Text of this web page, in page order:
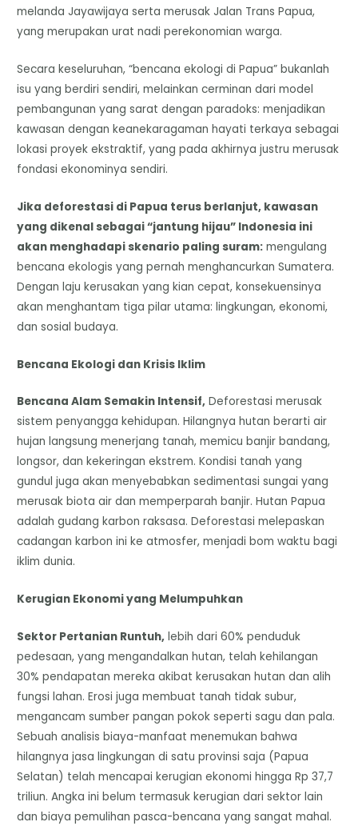
melanda Jayawijaya serta merusak Jalan Trans Papua,
yang merupakan urat nadi perekonomian warga.
Secara keseluruhan, “bencana ekologi di Papua” bukanlah
isu yang berdiri sendiri, melainkan cerminan dari model
pembangunan yang sarat dengan paradoks: menjadikan
kawasan dengan keanekaragaman hayati terkaya sebagai
lokasi proyek ekstraktif, yang pada akhirnya justru merusak
fondasi ekonominya sendiri.
Jika deforestasi di Papua terus berlanjut, kawasan
yang dikenal sebagai “jantung hijau” Indonesia ini
akan menghadapi skenario paling suram: mengulang
bencana ekologis yang pernah menghancurkan Sumatera.
Dengan laju kerusakan yang kian cepat, konsekuensinya
akan menghantam tiga pilar utama: lingkungan, ekonomi,
dan sosial budaya.
Bencana Ekologi dan Krisis Iklim
Bencana Alam Semakin Intensif, Deforestasi merusak
sistem penyangga kehidupan. Hilangnya hutan berarti air
hujan langsung menerjang tanah, memicu banjir bandang,
longsor, dan kekeringan ekstrem. Kondisi tanah yang
gundul juga akan menyebabkan sedimentasi sungai yang
merusak biota air dan memperparah banjir. Hutan Papua
adalah gudang karbon raksasa. Deforestasi melepaskan
cadangan karbon ini ke atmosfer, menjadi bom waktu bagi
iklim dunia.
Kerugian Ekonomi yang Melumpuhkan
Sektor Pertanian Runtuh, lebih dari 60% penduduk
pedesaan, yang mengandalkan hutan, telah kehilangan
30% pendapatan mereka akibat kerusakan hutan dan alih
fungsi lahan. Erosi juga membuat tanah tidak subur,
mengancam sumber pangan pokok seperti sagu dan pala.
Sebuah analisis biaya-manfaat menemukan bahwa
hilangnya jasa lingkungan di satu provinsi saja (Papua
Selatan) telah mencapai kerugian ekonomi hingga Rp 37,7
triliun. Angka ini belum termasuk kerugian dari sektor lain
dan biaya pemulihan pasca-bencana yang sangat mahal.